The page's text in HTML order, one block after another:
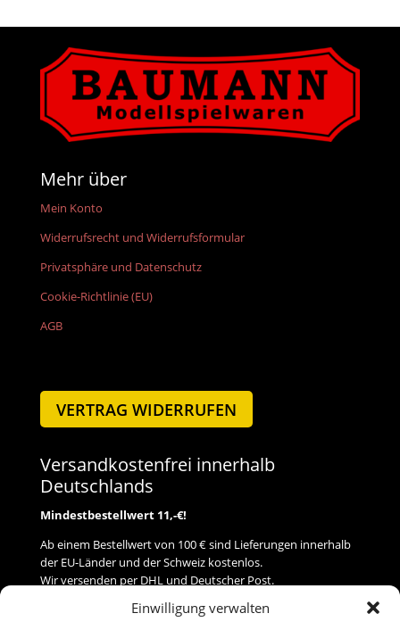
Einwilligung verwalten
Mehr über
Mein Konto
Widerrufsrecht und Widerrufsformular
Privatsphäre und Datenschutz
Cookie-Richtlinie (EU)
AGB
VERTRAG WIDERRUFEN
Versandkostenfrei innerhalb
Deutschlands
Mindestbestellwert 11,-€!
Ab einem Bestellwert von 100 € sind Lieferungen innerhalb
der EU-Länder und der Schweiz kostenlos.
Wir versenden per DHL und Deutscher Post.